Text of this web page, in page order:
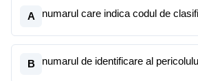
A numarul care indica codul de
B numarul de identificare al